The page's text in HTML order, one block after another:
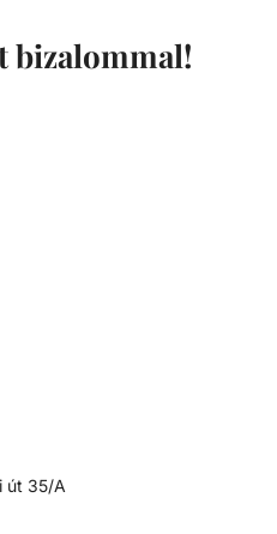
bizalommal!
út 35/A